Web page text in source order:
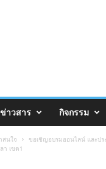
ข่าวสาร กิจกรรม
สนใจ
ขอเชิญอบรมออนไลน์ และป
า เขต1